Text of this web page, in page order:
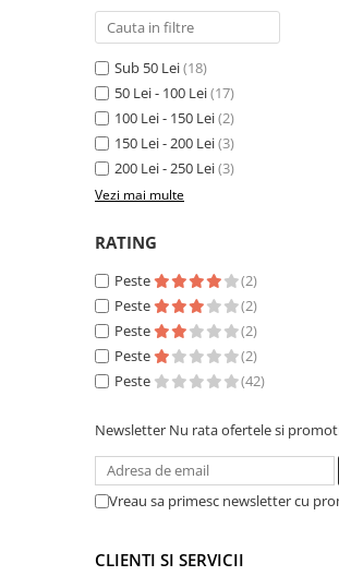
Lampi de ceata
Lampi Gabarit LED
Lampi gabarit auto si remorci
Lampi gabarit cu brat auto si
Lampi interior, Plafoniere
Lampi LED auto dedicate
Lampi Fata cu Bec & Semnalizare
Lampi Fata LED & Semnalizare
Lampi Spate cu Bec & Triple
Lampi Spate LED & Triple
Lumini de Zi, DRL
Proiectoare de lucru si marsarier
Proiectoare suplimentare, Camion,
Proiectoare Full LED
Sub 50 Lei(18)
50 Lei - 100 Lei(17)
100 Lei - 150 Lei(2)
150 Lei - 200 Lei(3)
200 Lei - 250 Lei(3)
Vezi mai multe
RATING
Peste
(2)
Peste
(2)
Peste
(2)
Peste
(2)
Peste
(42)
Newsletter Nu rata ofertele si
Vreau sa primesc newsletter cu
CLIENTI SI SERVICII